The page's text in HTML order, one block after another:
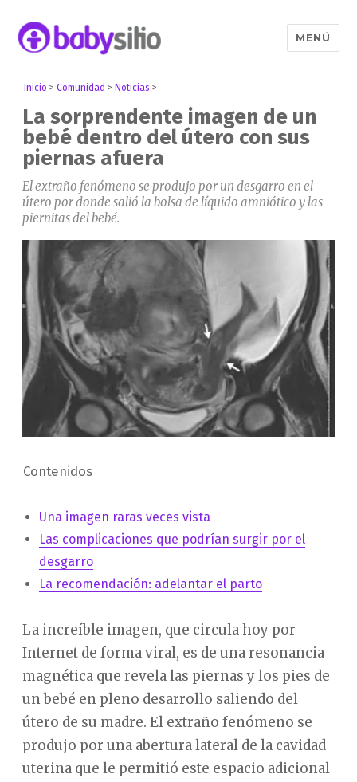
MENÚ
Inicio >Comunidad > Noticias >
La sorprendente imagen de un
bebé dentro del útero con sus
piernas afuera
El extraño fenómeno se produjo por un desgarro en el
útero por donde salió la bolsa de líquido amniótico y las
piernitas del bebé.
Contenidos
Una imagen raras veces vista
Las complicaciones que podrían surgir por el
desgarro
La recomendación: adelantar el parto
La increíble imagen, que circula hoy por
Internet de forma viral, es de una resonancia
magnética que revela las piernas y los pies de
un bebé en pleno desarrollo saliendo del
útero de su madre. El extraño fenómeno se
produjo por una abertura lateral de la cavidad
uterina que le permitió este espacio adicional